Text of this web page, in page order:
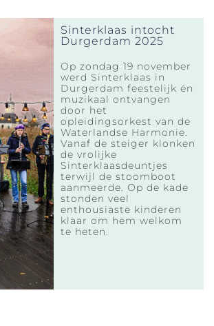
Sinterklaas intocht
Durgerdam 2025
Op zondag 19 november
werd Sinterklaas in
Durgerdam feestelijk én
muzikaal ontvangen
door het
opleidingsorkest van de
Waterlandse Harmonie.
Vanaf de steiger klonken
de vrolijke
Sinterklaasdeuntjes
terwijl de stoomboot
aanmeerde. Op de kade
stonden veel
enthousiaste kinderen
klaar om hem welkom
te heten.